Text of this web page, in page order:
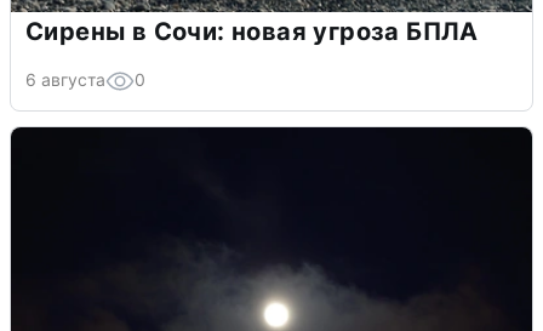
Сирены в Сочи: новая угроза БПЛА
6 августа 0